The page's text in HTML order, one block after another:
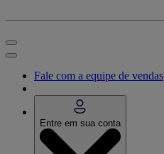
Fale com a equipe de vendas
Entre em sua conta